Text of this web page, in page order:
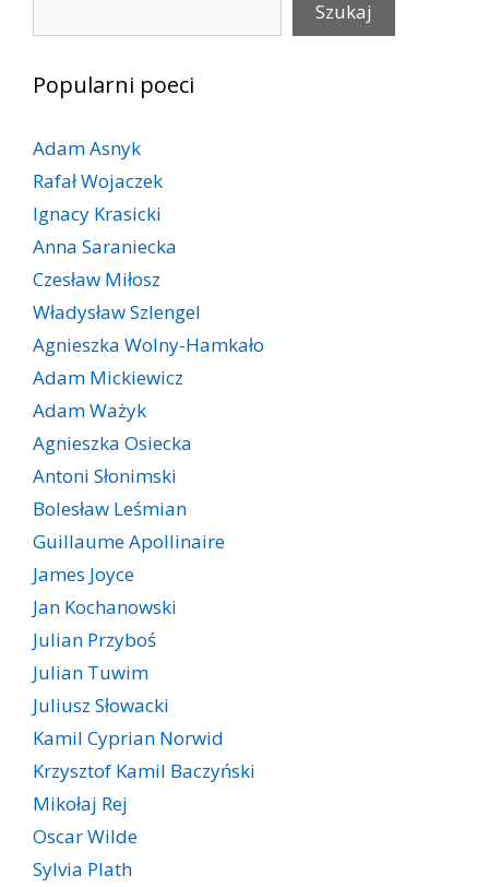
Szukaj
Popularni poeci
Adam Asnyk
Rafał Wojaczek
Ignacy Krasicki
Anna Saraniecka
Czesław Miłosz
Władysław Szlengel
Agnieszka Wolny-Hamkało
Adam Mickiewicz
Adam Ważyk
Agnieszka Osiecka
Antoni Słonimski
Bolesław Leśmian
Guillaume Apollinaire
James Joyce
Jan Kochanowski
Julian Przyboś
Julian Tuwim
Juliusz Słowacki
Kamil Cyprian Norwid
Krzysztof Kamil Baczyński
Mikołaj Rej
Oscar Wilde
Sylvia Plath